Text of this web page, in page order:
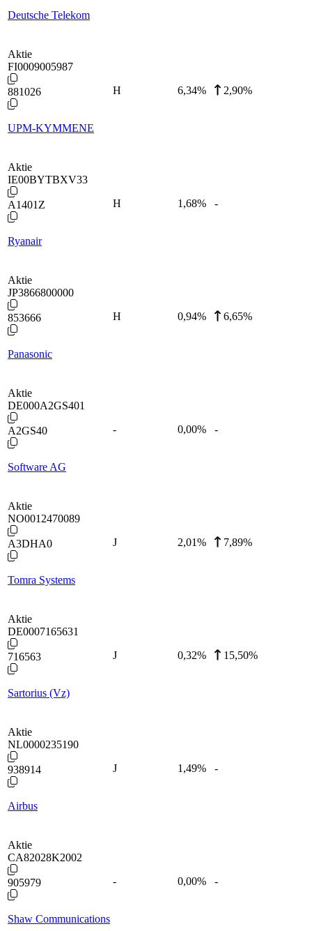
Deutsche Telekom
Aktie
FI0009005987
881026
UPM-KYMMENE
H 6,34% 2,90%
Aktie
IE00BYTBXV33
A1401Z
Ryanair
H 1,68% -
Aktie
JP3866800000
853666
Panasonic
H 0,94% 6,65%
Aktie
DE000A2GS401
A2GS40
Software AG
- 0,00% -
Aktie
NO0012470089
A3DHA0
Tomra Systems
J 2,01% 7,89%
Aktie
DE0007165631
716563
Sartorius (Vz)
J 0,32% 15,50%
Aktie
NL0000235190
938914
Airbus
J 1,49% -
Aktie
CA82028K2002
905979
Shaw Communications
- 0,00% -